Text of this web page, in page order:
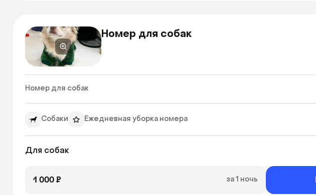
Номер для собак
Номер для собак
Собаки Ежедневная уборка номера
Для собак
1 000 ₽ за 1 ночь